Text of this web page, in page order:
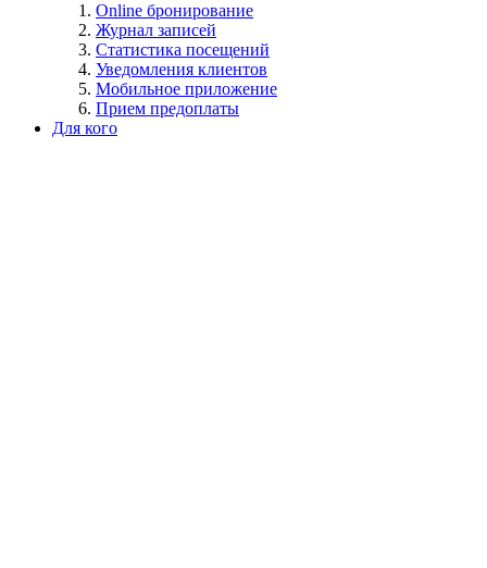
Online бронирование
Журнал записей
Статистика посещений
Уведомления клиентов
Мобильное приложение
Прием предоплаты
Для кого